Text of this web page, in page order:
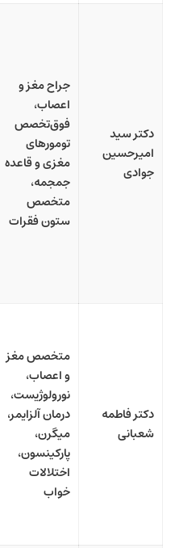
دکتر سید
امیرحسین
جوادی
جراح مغز و
اعصاب،
فوق‌تخصص
تومورهای
مغزی و قاعده
جمجمه،
متخصص
ستون فقرات
دکتر فاطمه
شعبانی
متخصص مغز
و اعصاب،
نورولوژیست،
درمان آلزایمر،
میگرن،
پارکینسون،
اختلالات
خواب